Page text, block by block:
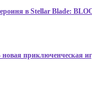
в Stellar Blade:
приключенческая